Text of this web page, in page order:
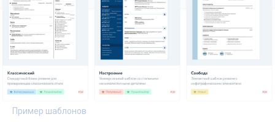
Пример шаблонов